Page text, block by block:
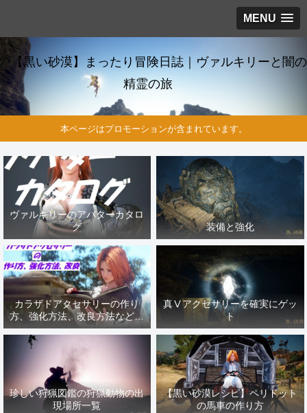
MENU
【黒い砂漠】まったり冒険日誌｜ヴァルキリーと闇の
精霊の旅
本ページはプロモーションが含まれています。
ヴァルキリーのアバターカタロ
グ
装備と強化
カラザドアクセサリーの作り
方、強化方法、改良方法などま
とめ【黒い砂漠冒険日誌１４１
真Ⅴアクセサリーを確実にゲッ
ト
珍しい狩猟図鑑の狩猟動物の出
現場所一覧
【黒い砂漠レシピ】ペリドット
の馬車の作り方